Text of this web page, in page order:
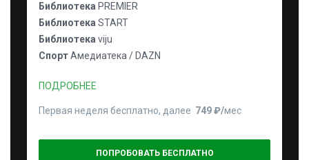
Библиотека PREMIER
Библиотека START
Библиотека viju
СпортАмедиатека / DAZN
ПОДРОБНЕЕ
Первая неделя бесплатно, далее 749 ₽⁠/⁠мес
ПОПРОБОВАТЬ БЕСПЛАТНО